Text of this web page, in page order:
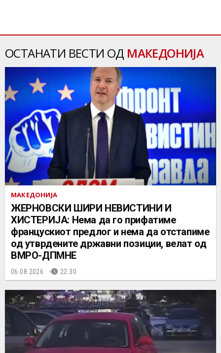
ОСТАНАТИ ВЕСТИ ОД МАКЕДОНИЈА
МАКЕДОНИЈА
ЖЕРНОВСКИ ШИРИ НЕВИСТИНИ И
ХИСТЕРИЈА: Нема да го прифатиме
францускиот предлог и нема да отстапиме
од утврдените државни позиции, велат од
ВМРО-ДПМНЕ
06.08.2026. 22:30